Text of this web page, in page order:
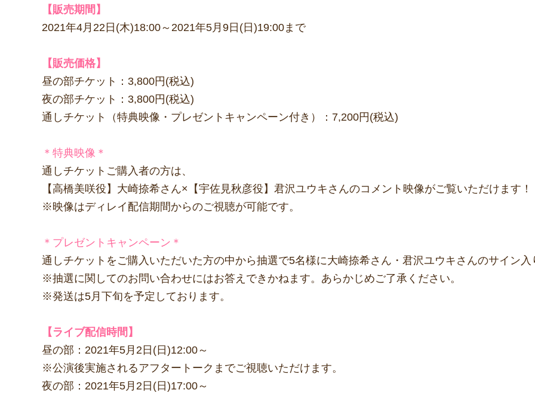
【販売期間】
2021年4月22日(木)18:00～2021年5月9日(日)19:00まで
【販売価格】
昼の部チケット：3,800円(税込)
夜の部チケット：3,800円(税込)
通しチケット（特典映像・プレゼントキャンペーン付き）：7,200円(税込)
＊特典映像＊
通しチケットご購入者の方は、
【高橋美咲役】大崎捺希さん×【宇佐見秋彦役】君沢ユウキさんのコメント映像がご覧いただけます！
※映像はディレイ配信期間からのご視聴が可能です。
＊プレゼントキャンペーン＊
通しチケットをご購入いただいた方の中から抽選で5名様に大崎捺希さん・君沢ユウキさんのサイン入
※抽選に関してのお問い合わせにはお答えできかねます。あらかじめご了承ください。
※発送は5月下旬を予定しております。
【ライブ配信時間】
昼の部：2021年5月2日(日)12:00～
※公演後実施されるアフタートークまでご視聴いただけます。
夜の部：2021年5月2日(日)17:00～